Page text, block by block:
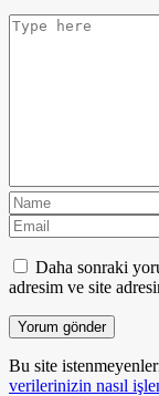
Daha sonraki
adresim ve site
Bu site
verilerinizin nasıl